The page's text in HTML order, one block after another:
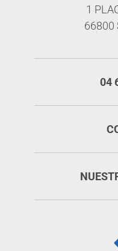
1
66800
04